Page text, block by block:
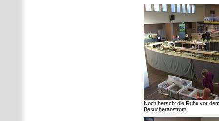
Noch herscht die Ruhe vor
Besucheranstrom.